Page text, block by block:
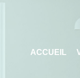
ACCUEIL